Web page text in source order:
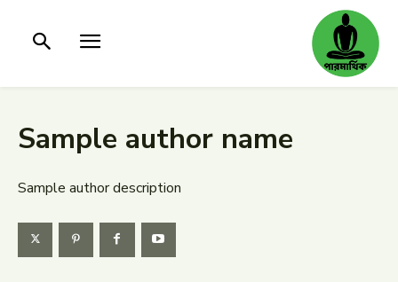
Sample author name
Sample author description